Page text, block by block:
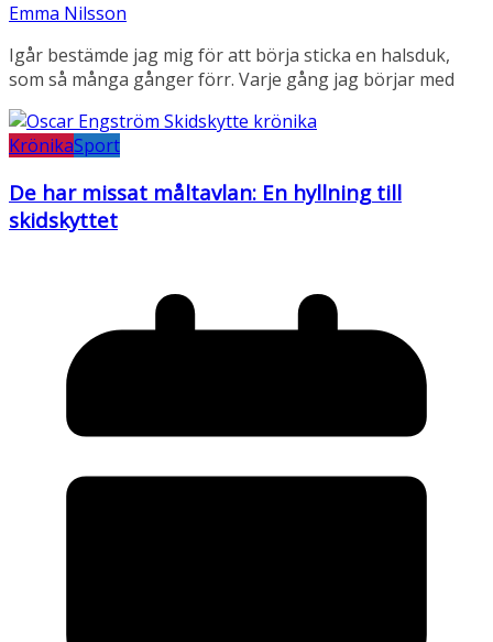
Emma Nilsson
Igår bestämde jag mig för att börja sticka en halsduk,
som så många gånger förr. Varje gång jag börjar med
KrönikaSport
De har missat måltavlan: En hyllning till
skidskyttet